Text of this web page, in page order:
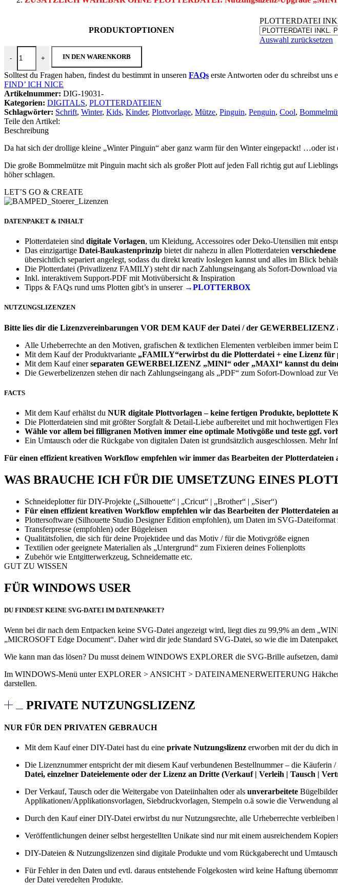
Instagram
Whatsapp
PRODUKTOPTIONEN
PLOTTERDATEI
Auswahl zurücksetzen
-
Plotterdatei "Winter Pinguin" Menge
+ IN DEN WARENKORB
Solltest du Fragen haben, findest du bestimmt in unseren FAQs erste Antworten oder du schreibst uns
FIND’ ICH NICE
Artikelnummer: DIG-19031-
Kategorien: DIGITALS, PLOTTERDATEIEN
Schlagwörter: Schrift, Winter, Kids, Kinder, Plottvorlage, Mütze, Pinguin, Penguin, Cool,
Teile den Artikel:
Beschreibung
Da hat sich der drollige kleine „Winter Pinguin“ aber ganz warm für den Winter eingepackt! …oder
Die große Bommelmütze mit Pinguin macht sich als großer Plott auf jeden Fall richtig gut auf
höher schlagen.
LET’S GO & CREATE
DATENPAKET & INHALT
Plotterdateien sind digitale Vorlagen, um Kleidung, Accessoires oder Deko-Utensilien mit
Das einzigartige Datei-Baukastenprinzip bietet dir nahezu in allen Plotterdateien
übersichtlich separiert angelegt, sodass du direkt kreativ loslegen kannst und alles im Blick
Die Plotterdatei (Privatlizenz FAMILY) steht dir nach Zahlungseingang als Sofort-Download
Inkl. interaktivem Support-PDF mit Motivübersicht & Inspiration
Tipps & FAQs rund ums Plotten gibt’s in unserer →PLOTTERBOX
NUTZUNGSLIZENZEN
Bitte lies dir die Lizenzvereinbarungen VOR DEM KAUF der Datei / der GEWERBELIZENZ
Alle Urheberrechte an den Motiven, grafischen & textlichen Elementen verbleiben immer beim
Mit dem Kauf der Produktvariante „FAMILY“erwirbst du die Plotterdatei + eine Lizenz für
Mit dem Kauf einerseparaten GEWERBELIZENZ „MINI“ oder „MAXI“ kannst du
Die Gewerbelizenzen stehen dir nach Zahlungseingang als „PDF“ zum Sofort-Download zur
FACTS
Mit dem Kauf erhältst du NUR digitale Plottvorlagen – keine fertigen Produkte, beplottete
Die Plotterdateien sind mit größter Sorgfalt & Detail-Liebe aufbereitet und mit hochwertigen
Wähle vor allem bei filligranen Motiven immer eine optimale Motivgöße und teste ggf.
Ein Umtausch oder die Rückgabe von digitalen Daten ist grundsätzlich ausgeschlossen. Mehr
Für einen effizient kreativen Workflow empfehlen wir immer das Bearbeiten der
WAS BRAUCHE ICH FÜR DIE UMSETZUNG EINES
Schneideplotter für DIY-Projekte („Silhouette“ | „Cricut“ | „Brother“ | „Siser“)
Für einen effizient kreativen Workflow empfehlen wir das Bearbeiten der Plotterdateien
Plottersoftware (Silhouette Studio Designer Edition empfohlen), um Daten im SVG-Dateiformat
Transferpresse (empfohlen) oder Bügeleisen
Qualitätsfolien, die sich für deine Projektidee und das Motiv / für die Motivgröße eignen
Textilien oder geeignete Materialien als „Untergrund“ zum Fixieren deines Folienplotts
Zubehör wie Entgitterwerkzeug, Schneidematte etc.
GUT ZU WISSEN
FÜR WINDOWS USER
DU FINDEST KEINE SVG-DATEI IM DATENPAKET?
Wenn bei dir nach dem Entpacken keine SVG-Datei angezeigt wird, liegt dies zu 99,9% an dem
„MICROSOFT Edge Document“. Daher wird dir jede Standard SVG-Datei, so wie die im
Wie kann man das lösen? Du musst deinem WINDOWS EXPLORER die SVG-Brille aufsetzen,
Im WINDOWS-Menü unter EXPLORER > ANSICHT > DATEINAMENERWEITERUNG
darstellen.
PRIVATE NUTZUNGSLIZENZ
NUR FÜR DEN PRIVATEN GEBRAUCH
Mit dem Kauf einer DIY-Datei hast du eine private Nutzungslizenz erworben mit der du dich
Die Lizenznummer entspricht der mit diesem Kauf verbundenen Bestellnummer – die
Datei, einzelner Dateielemente oder der Lizenz an Dritte (Verkauf | Verleih | Tausch |
Der Verkauf, Tausch oder die Weitergabe von Dateiinhalten oder als unverarbeitete
Applikationen/Applikationsvorlagen, Siebdruckvorlagen, Stempeln o.ä sowie die Verwendung
Durch den Kauf einer DIY-Datei erwirbst du nur Nutzungsrechte, alle Urheberrechte verbleiben
Veröffentlichungen deiner selbst hergestellten Unikate sind nur mit einem ausreichendem
DIY-Dateien & Nutzungslizenzen sind digitale Produkte und vom Rückgaberecht und Umtausch
Für Fehler in den Daten und evtl. daraus entstehende Folgekosten wird keine Haftung
der Datei veredelten Produkte.